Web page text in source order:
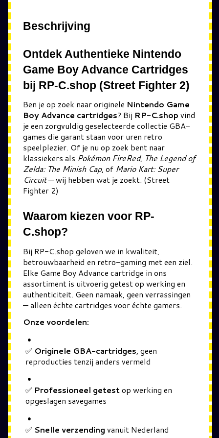
Beschrijving
Ontdek Authentieke Nintendo
Game Boy Advance Cartridges
bij RP-C.shop (Street Fighter 2)
Ben je op zoek naar originele Nintendo Game
Boy Advance cartridges? Bij RP-C.shop vind
je een zorgvuldig geselecteerde collectie GBA-
games die garant staan voor uren retro
speelplezier. Of je nu op zoek bent naar
klassiekers als Pokémon FireRed, The Legend of
Zelda: The Minish Cap, of Mario Kart: Super
Circuit— wij hebben wat je zoekt. (Street
Fighter 2)
Waarom kiezen voor RP-
C.shop?
Bij RP-C.shop geloven we in kwaliteit,
betrouwbaarheid en retro-gaming met een ziel.
Elke Game Boy Advance cartridge in ons
assortiment is uitvoerig getest op werking en
authenticiteit. Geen namaak, geen verrassingen
— alleen échte cartridges voor échte gamers.
Onze voordelen:
✅ Originele GBA-cartridges , geen
reproducties tenzij anders vermeld
✅ Professioneel getestop werking en
opgeslagen savegames
✅ Snelle verzending vanuit Nederland